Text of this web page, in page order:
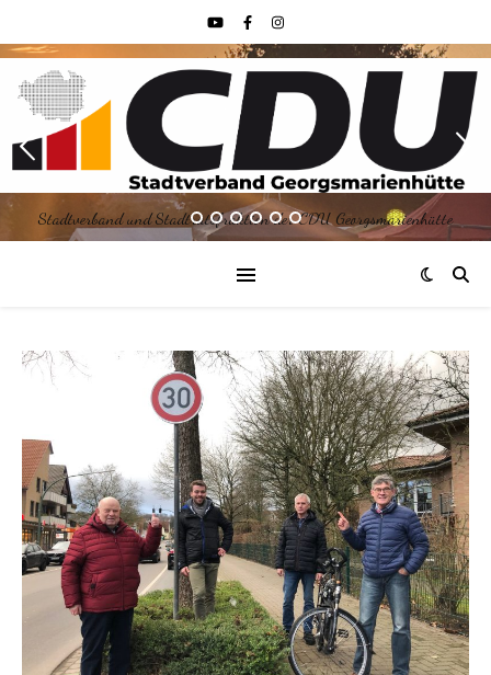
Stadtverband und Stadtratsfraktion der CDU Georgsmarienhütte